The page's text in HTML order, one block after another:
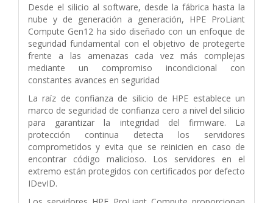
Desde el silicio al software, desde la fábrica hasta la
nube y de generación a generación, HPE ProLiant
Compute Gen12 ha sido diseñado con un enfoque de
seguridad fundamental con el objetivo de protegerte
frente a las amenazas cada vez más complejas
mediante un compromiso incondicional con
constantes avances en seguridad
La raíz de confianza de silicio de HPE establece un
marco de seguridad de confianza cero a nivel del silicio
para garantizar la integridad del firmware. La
protección continua detecta los servidores
comprometidos y evita que se reinicien en caso de
encontrar código malicioso. Los servidores en el
extremo están protegidos con certificados por defecto
IDevID.